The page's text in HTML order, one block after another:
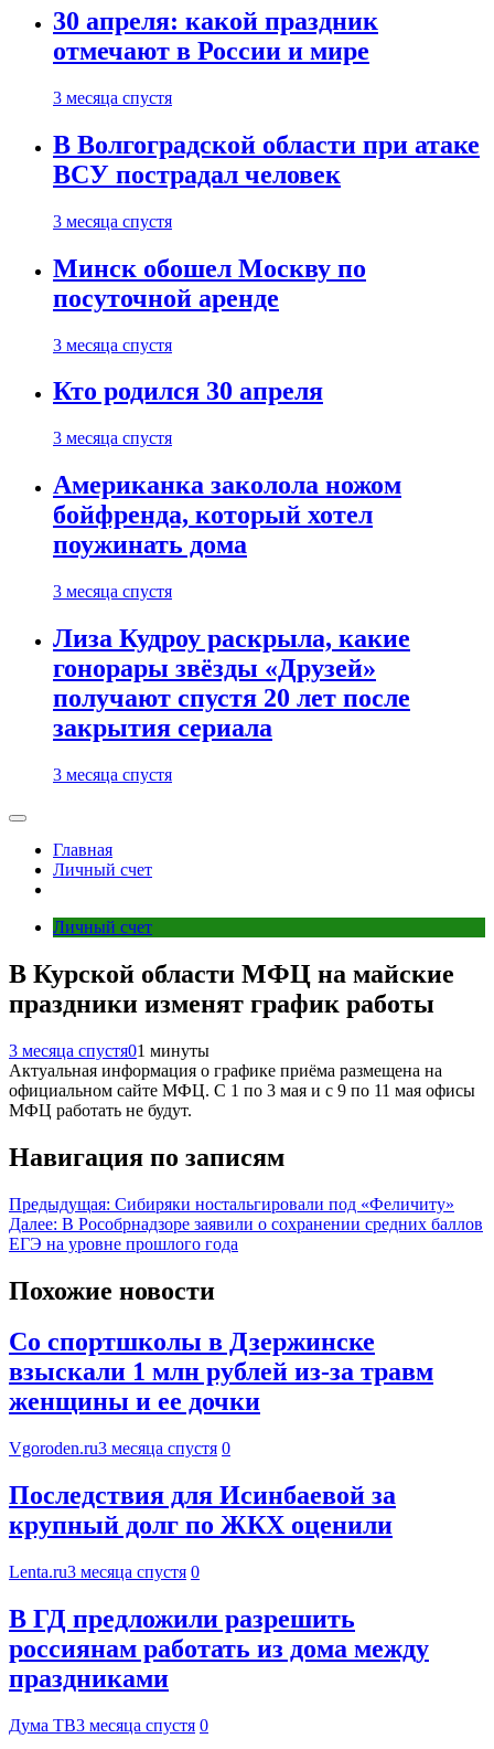
30 апреля: какой праздник
отмечают в России и мире
3 месяца спустя
В Волгоградской области при атаке
ВСУ пострадал человек
3 месяца спустя
Минск обошел Москву по
посуточной аренде
3 месяца спустя
Кто родился 30 апреля
3 месяца спустя
Американка заколола ножом
бойфренда, который хотел
поужинать дома
3 месяца спустя
Лиза Кудроу раскрыла, какие
гонорары звёзды «Друзей»
получают спустя 20 лет после
закрытия сериала
3 месяца спустя
Главная
Личный счет
Личный счет
В Курской области МФЦ на майские
праздники изменят график работы
3 месяца спустя01 минуты
Актуальная информация о графике приёма размещена на
официальном сайте МФЦ. С 1 по 3 мая и с 9 по 11 мая офисы
МФЦ работать не будут.
Навигация по записям
Предыдущая: Сибиряки ностальгировали под «Феличиту»
Далее: В Рособрнадзоре заявили о сохранении средних баллов
ЕГЭ на уровне прошлого года
Похожие новости
Со спортшколы в Дзержинске
взыскали 1 млн рублей из-за травм
женщины и ее дочки
Vgoroden.ru3 месяца спустя 0
Последствия для Исинбаевой за
крупный долг по ЖКХ оценили
Lenta.ru3 месяца спустя 0
В ГД предложили разрешить
россиянам работать из дома между
праздниками
Дума ТВ3 месяца спустя 0